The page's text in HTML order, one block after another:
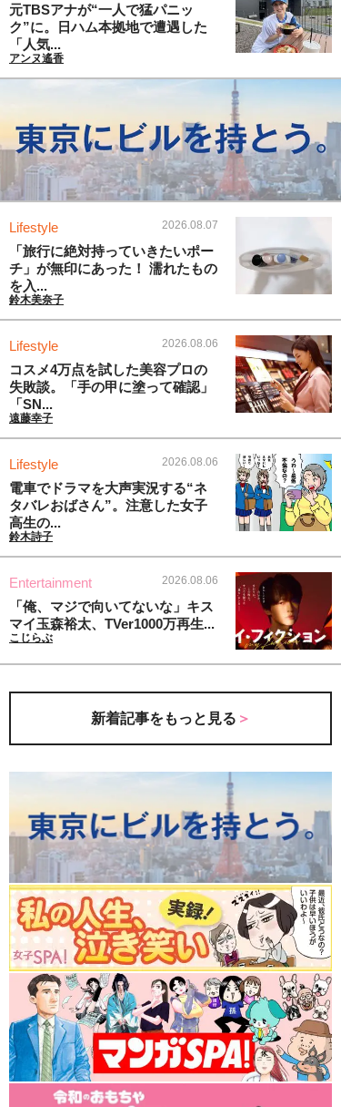
元TBSアナが“一人で猛パニッ
ク”に。日ハム本拠地で遭遇した
「人気...
アンヌ遙香
Lifestyle 2026.08.07
「旅行に絶対持っていきたいポー
チ」が無印にあった！ 濡れたもの
を入...
鈴木美奈子
Lifestyle 2026.08.06
コスメ4万点を試した美容プロの
失敗談。「手の甲に塗って確認」
「SN...
遠藤幸子
Lifestyle 2026.08.06
電車でドラマを大声実況する“ネ
タバレおばさん”。注意した女子
高生の...
鈴木詩子
Entertainment 2026.08.06
「俺、マジで向いてないな」キス
マイ玉森裕太、TVer1000万再生...
こじらぶ
新着記事をもっと見る